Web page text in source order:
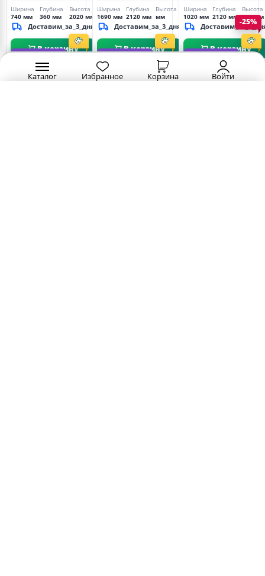
Ширина
740 мм
Глубина
360 мм
Высота
2020 мм
Доставим_за_3_дня
В корзину
Ширина
1690 мм
Глубина
2120 мм
Высота
мм
Доставим_за_3_дня
В корзину
Ширина
1020 мм
Глубина
2120 мм
Высота
900 мм
В корзину
+ 466 бонусов
46 625₽
+ 617 бонусов
61 725₽
+ 620 бонусов
-25%
62 003₽
Каталог Избранное Корзина Войти